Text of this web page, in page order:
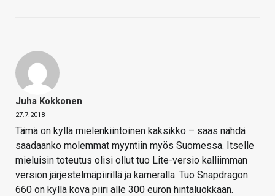
Juha Kokkonen
27.7.2018
Tämä on kyllä mielenkiintoinen kaksikko – saas nähdä
saadaanko molemmat myyntiin myös Suomessa. Itselle
mieluisin toteutus olisi ollut tuo Lite-versio kalliimman
version järjestelmäpiirillä ja kameralla. Tuo Snapdragon
660 on kyllä kova piiri alle 300 euron hintaluokkaan.